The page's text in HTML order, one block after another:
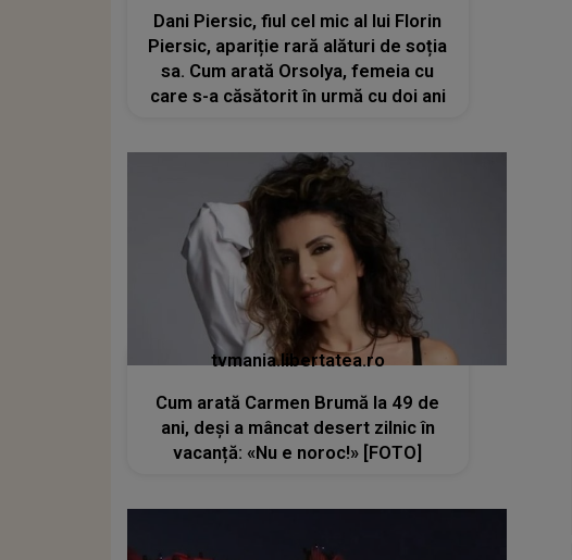
Dani Piersic, fiul cel mic al lui Florin
Piersic, apariție rară alături de soția
sa. Cum arată Orsolya, femeia cu
care s-a căsătorit în urmă cu doi ani
tvmania.libertatea.ro
Cum arată Carmen Brumă la 49 de
ani, deși a mâncat desert zilnic în
vacanță: «Nu e noroc!» [FOTO]